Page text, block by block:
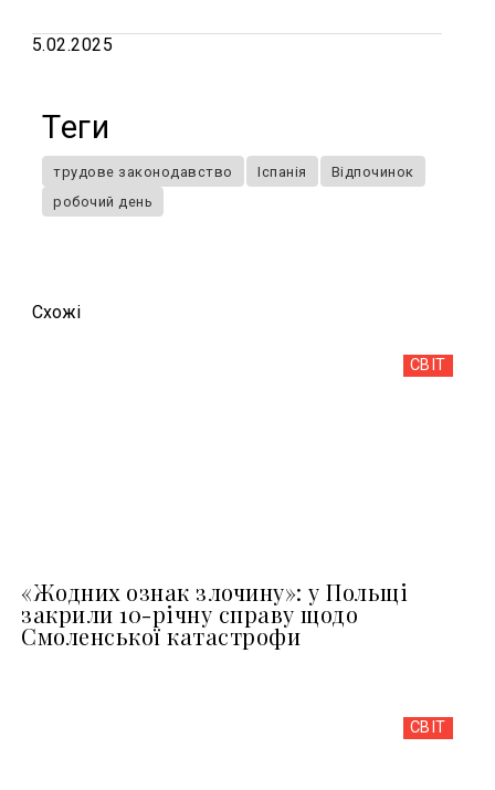
5.02.2025
Теги
трудове законодавство Іспанія
Відпочинок
робочий день
Схожi
СВІТ
«Жодних ознак злочину»: у Польщі
закрили 10-річну справу щодо
Смоленської катастрофи
СВІТ